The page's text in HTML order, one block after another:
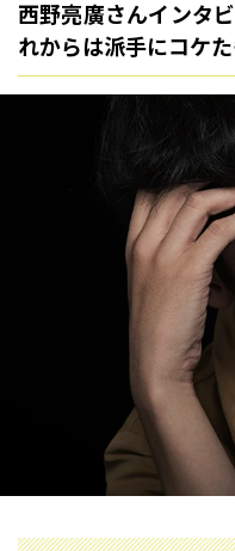
西野亮廣さんインタ
れからは派手にコケ